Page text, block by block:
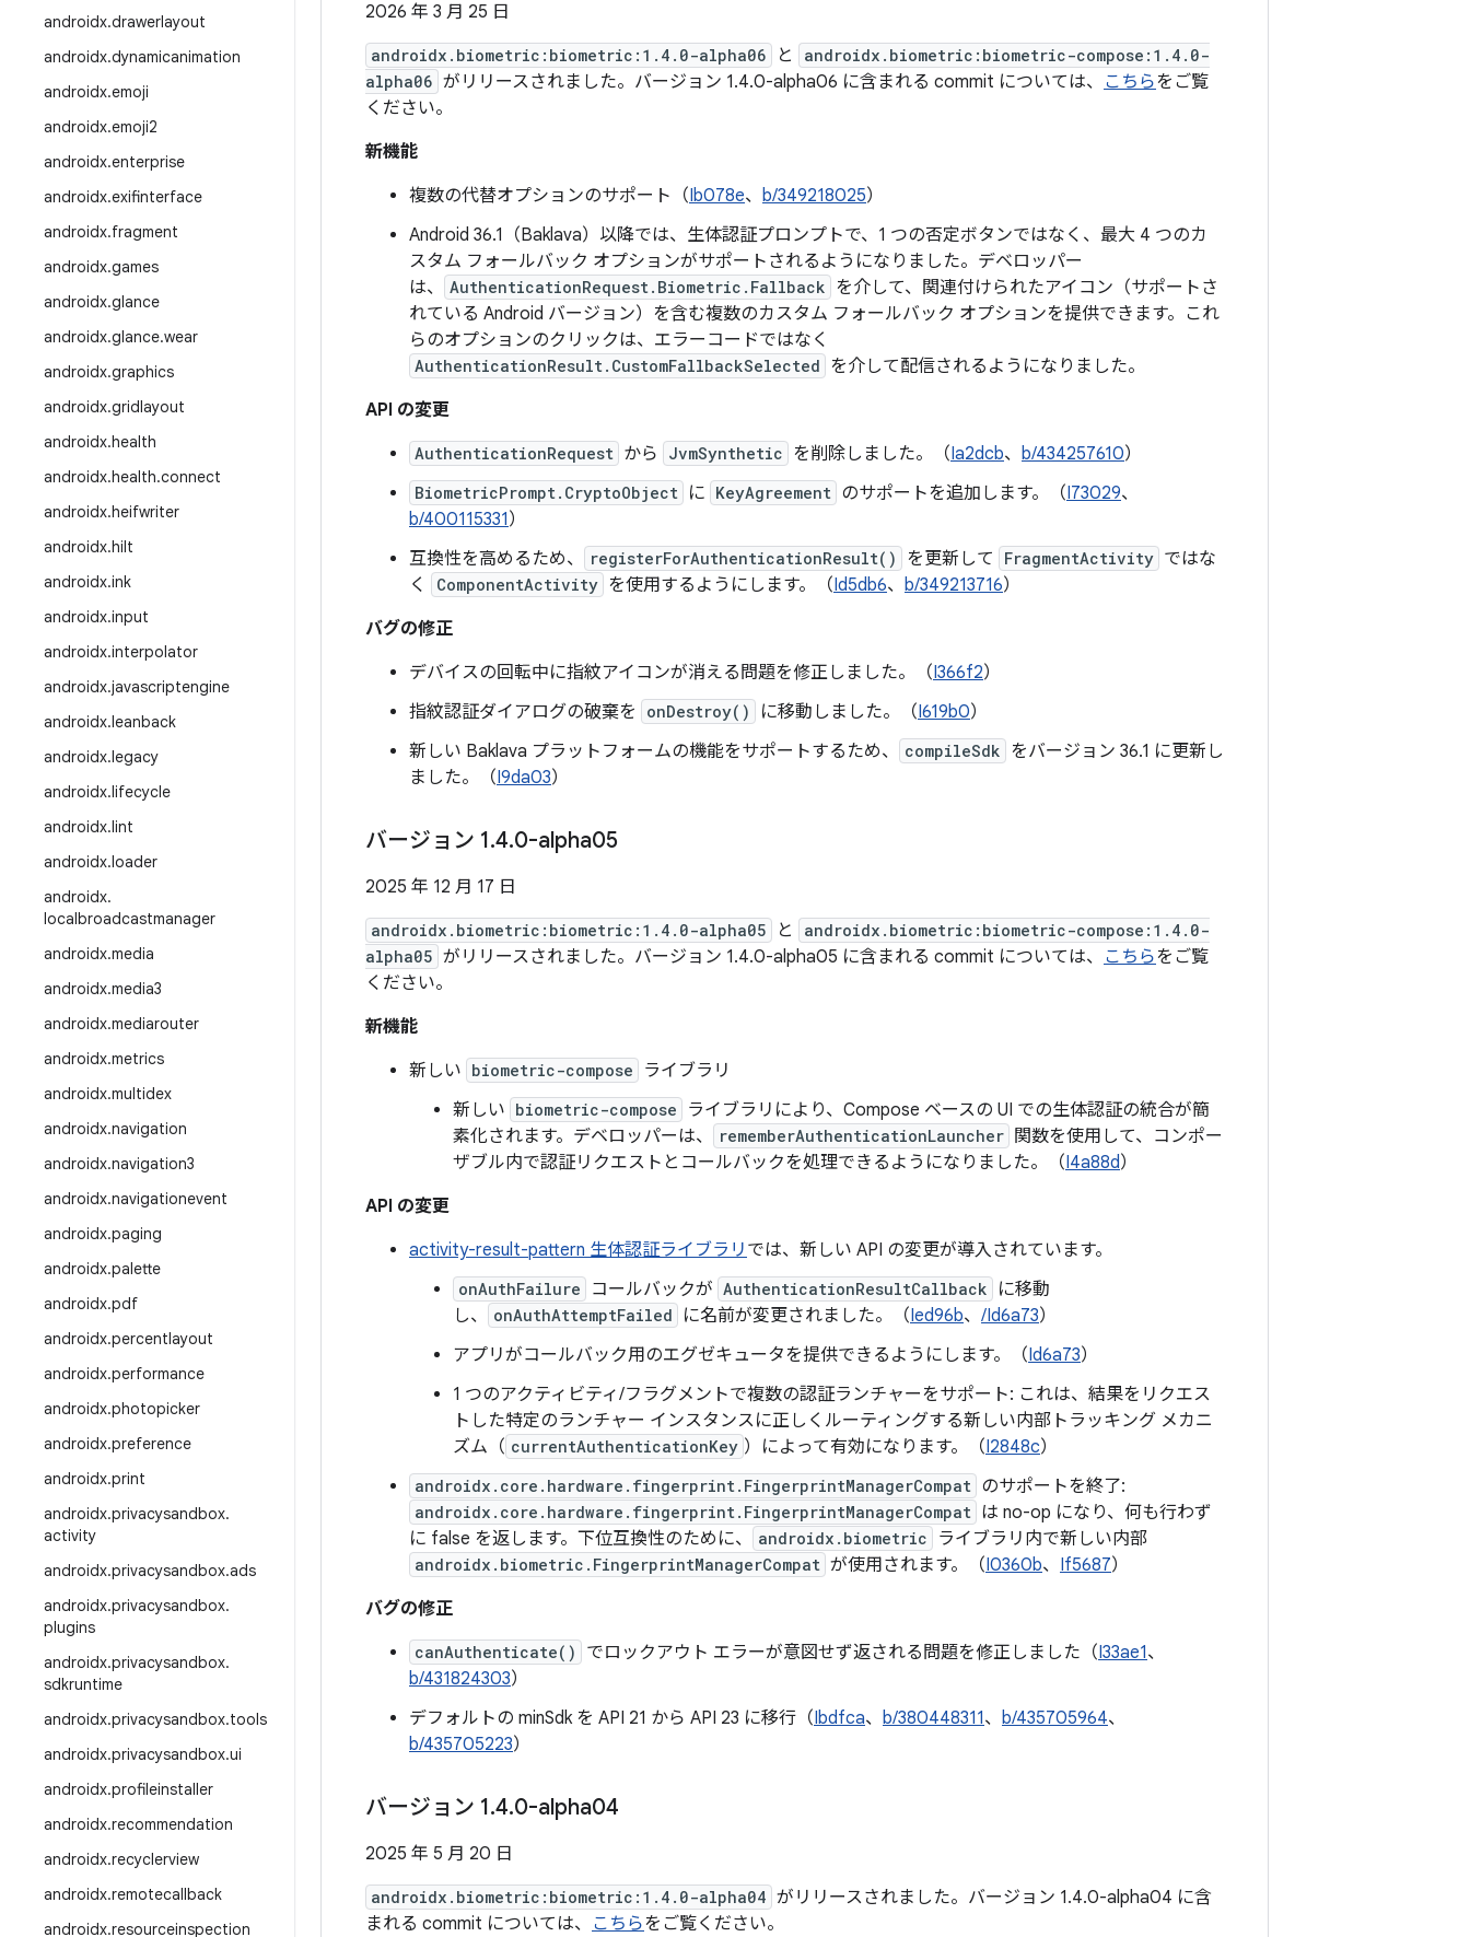
androidx.drawerlayout
androidx.dynamicanimation
androidx.emoji
androidx.emoji2
androidx.enterprise
androidx.exifinterface
androidx.fragment
androidx.games
androidx.glance
androidx.glance.wear
androidx.graphics
androidx.gridlayout
androidx.health
androidx.health.connect
androidx.heifwriter
androidx.hilt
androidx.ink
androidx.input
androidx.interpolator
androidx.javascriptengine
androidx.leanback
androidx.legacy
androidx.lifecycle
androidx.lint
androidx.loader
androidx.
localbroadcastmanager
androidx.media
androidx.media3
androidx.mediarouter
androidx.metrics
androidx.multidex
androidx.navigation
androidx.navigation3
androidx.navigationevent
androidx.paging
androidx.palette
androidx.pdf
androidx.percentlayout
androidx.performance
androidx.photopicker
androidx.preference
androidx.print
androidx.privacysandbox.
activity
androidx.privacysandbox.ads
androidx.privacysandbox.
plugins
androidx.privacysandbox.
sdkruntime
androidx.privacysandbox.tools
androidx.privacysandbox.ui
androidx.profileinstaller
androidx.recommendation
androidx.recyclerview
androidx.remotecallback
androidx.resourceinspection
2026 年 3 月 25 日
androidx.biometric:biometric:1.4.0-alpha06 と
androidx.biometric:biometric-compose:1.4.0-
alpha06 がリリースされました。バージョン 1.4.0-alpha06 に含まれる commit については、 こちらをご覧
ください。
新機能
複数の代替オプションのサポート（Ib078e、 b/349218025）
Android 36.1（Baklava）以降では、生体認証プロンプトで、1 つの否定ボタンではなく、最大 4 つのカ
スタム フォールバック オプションがサポートされるようになりました。デベロッパー
は、
AuthenticationRequest.Biometric.Fallback を介して、関連付けられたアイコン（サポートさ
れている Android バージョン）を含む複数のカスタム フォールバック オプションを提供できます。これ
らのオプションのクリックは、エラーコードではなく
AuthenticationResult.CustomFallbackSelected を介して配信されるようになりました。
API の変更
AuthenticationRequest から JvmSynthetic を削除しました。（Ia2dcb、 b/434257610）
BiometricPrompt.CryptoObject に KeyAgreement のサポートを追加します。（I73029、
b/400115331）
互換性を高めるため、
registerForAuthenticationResult() を更新して FragmentActivity ではな
く
ComponentActivity を使用するようにします。（Id5db6、 b/349213716）
バグの修正
デバイスの回転中に指紋アイコンが消える問題を修正しました。（I366f2）
指紋認証ダイアログの破棄を
onDestroy() に移動しました。（I619b0）
新しい Baklava プラットフォームの機能をサポートするため、
compileSdk をバージョン 36.1 に更新し
ました。（I9da03）
バージョン 1.4.0-alpha05
2025 年 12 月 17 日
androidx.biometric:biometric:1.4.0-alpha05 と
androidx.biometric:biometric-compose:1.4.0-
alpha05 がリリースされました。バージョン 1.4.0-alpha05 に含まれる commit については、 こちらをご覧
ください。
新機能
新しい biometric-compose
ライブラリ
新しい biometric-compose
ライブラリにより、Compose ベースの UI での生体認証の統合が簡
素化されます。デベロッパーは、
rememberAuthenticationLauncher 関数を使用して、コンポー
ザブル内で認証リクエストとコールバックを処理できるようになりました。（I4a88d）
API の変更
activity-result-pattern 生体認証ライブラリ では、新しい API の変更が導入されています。
onAuthFailure コールバックが AuthenticationResultCallback
に移動
し、
onAuthAttemptFailed に名前が変更されました。（Ied96b、 /Id6a73）
アプリがコールバック用のエグゼキュータを提供できるようにします。（Id6a73）
1 つのアクティビティ/フラグメントで複数の認証ランチャーをサポート: これは、結果をリクエス
トした特定のランチャー インスタンスに正しくルーティングする新しい内部トラッキング メカニ
ズム（ currentAuthenticationKey ）によって有効になります。（I2848c）
androidx.core.hardware.fingerprint.FingerprintManagerCompat のサポートを終了:
androidx.core.hardware.fingerprint.FingerprintManagerCompat は no-op になり、何も行わず
に false を返します。下位互換性のために、
androidx.biometric ライブラリ内で新しい内部
androidx.biometric.FingerprintManagerCompat が使用されます。（I0360b、 If5687）
バグの修正
canAuthenticate() でロックアウト エラーが意図せず返される問題を修正しました（I33ae1、
b/431824303）
デフォルトの minSdk を API 21 から API 23 に移行（Ibdfca、 b/380448311、 b/435705964、
b/435705223）
バージョン 1.4.0-alpha04
2025 年 5 月 20 日
androidx.biometric:biometric:1.4.0-alpha04 がリリースされました。バージョン 1.4.0-alpha04 に含
まれる commit については、 こちらをご覧ください。